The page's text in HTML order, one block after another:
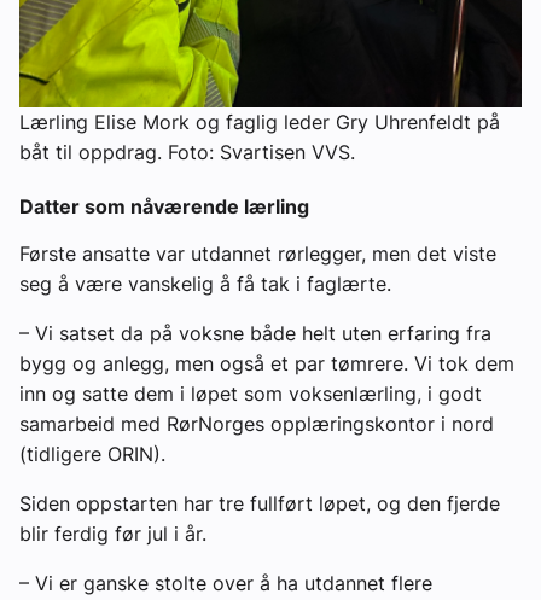
Lærling Elise Mork og faglig leder Gry Uhrenfeldt på
båt til oppdrag. Foto: Svartisen VVS.
Datter som nåværende lærling
Første ansatte var utdannet rørlegger, men det viste
seg å være vanskelig å få tak i faglærte.
– Vi satset da på voksne både helt uten erfaring fra
bygg og anlegg, men også et par tømrere. Vi tok dem
inn og satte dem i løpet som voksenlærling, i godt
samarbeid med RørNorges opplæringskontor i nord
(tidligere ORIN).
Siden oppstarten har tre fullført løpet, og den fjerde
blir ferdig før jul i år.
– Vi er ganske stolte over å ha utdannet flere